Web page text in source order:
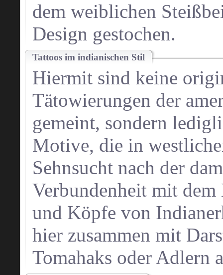
dem weiblichen
Design gestochen.
Tattoos im indianischen Stil
Hiermit sind keine
Tätowierungen der
gemeint, sondern
Motive, die in
Sehnsucht nach der
Verbundenheit mit dem
und Köpfe von
hier zusammen mit
Tomahaks oder Adlern